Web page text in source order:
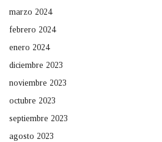
marzo 2024
febrero 2024
enero 2024
diciembre 2023
noviembre 2023
octubre 2023
septiembre 2023
agosto 2023